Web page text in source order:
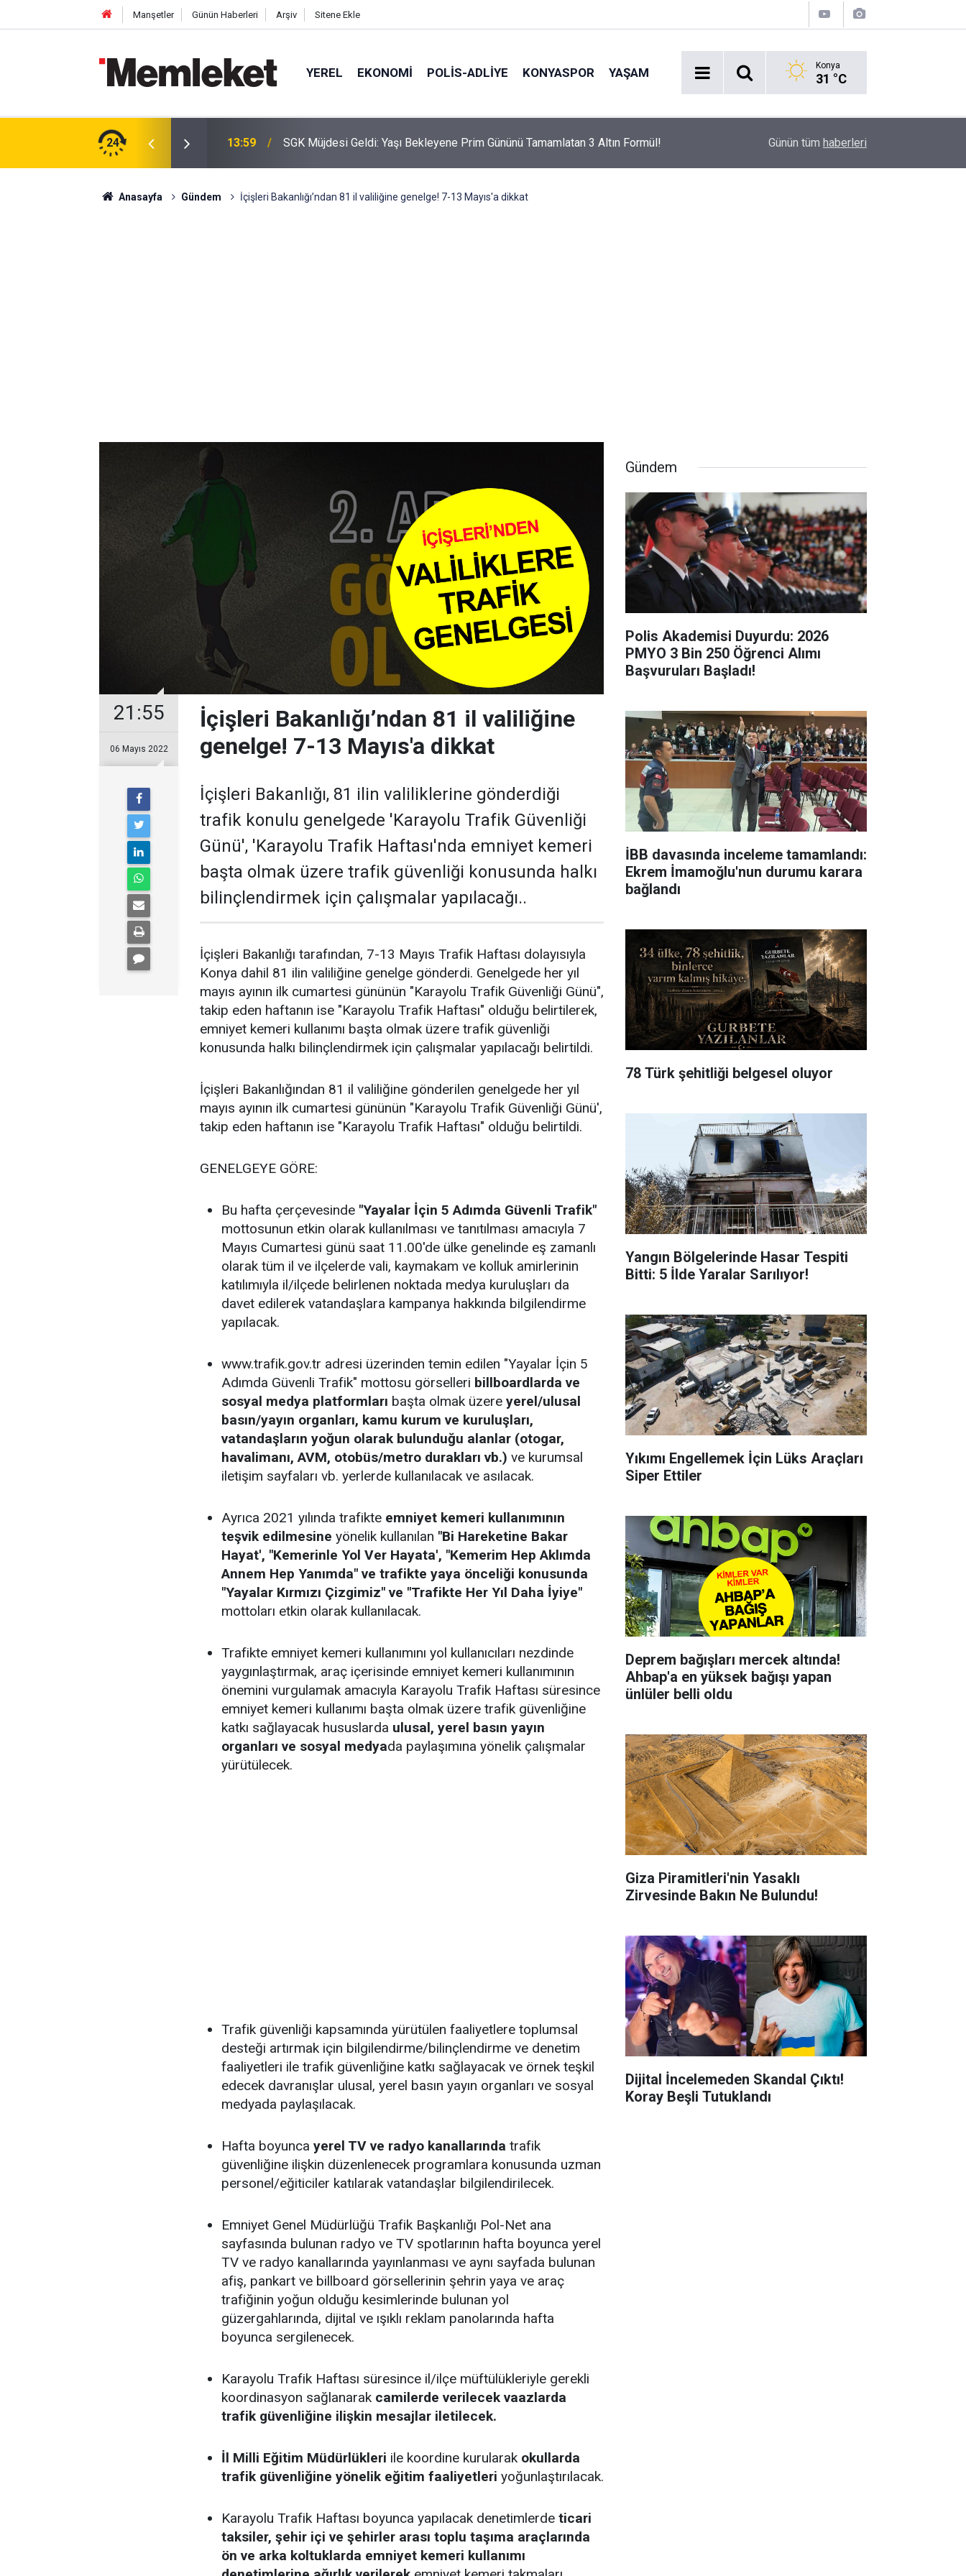
Manşetler Günün Haberleri Arşiv Sitene Ekle
YEREL EKONOMI POLİS-ADLİYE KONYASPOR YAŞAM Konya
31 °C
24
tarihi savunma hamlesi! "Mekke
13:59 SGK Müjdesi Geldi: Yaşı Bekleyene Prim Gününü Tamamlatan 3 Altın Formül! Günün tüm haberleri
Anasayfa Gündem İçişleri Bakanlığı’ndan 81 il valiliğine genelge! 7-13 Mayıs'a dikkat
21:55
06 Mayıs 2022
İçişleri Bakanlığı’ndan 81 il valiliğine
genelge! 7-13 Mayıs'a dikkat
İçişleri Bakanlığı, 81 ilin valiliklerine gönderdiği
trafik konulu genelgede 'Karayolu Trafik Güvenliği
Günü', 'Karayolu Trafik Haftası'nda emniyet kemeri
başta olmak üzere trafik güvenliği konusunda halkı
bilinçlendirmek için çalışmalar yapılacağı..
İçişleri Bakanlığı tarafından, 7-13 Mayıs Trafik Haftası dolayısıyla
Konya dahil 81 ilin valiliğine genelge gönderdi. Genelgede her yıl
mayıs ayının ilk cumartesi gününün "Karayolu Trafik Güvenliği Günü",
takip eden haftanın ise "Karayolu Trafik Haftası" olduğu belirtilerek,
emniyet kemeri kullanımı başta olmak üzere trafik güvenliği
konusunda halkı bilinçlendirmek için çalışmalar yapılacağı belirtildi.
İçişleri Bakanlığından 81 il valiliğine gönderilen genelgede her yıl
mayıs ayının ilk cumartesi gününün "Karayolu Trafik Güvenliği Günü',
takip eden haftanın ise "Karayolu Trafik Haftası" olduğu belirtildi.
GENELGEYE GÖRE:
Bu hafta çerçevesinde "Yayalar İçin 5 Adımda Güvenli Trafik"
mottosunun etkin olarak kullanılması ve tanıtılması amacıyla 7
Mayıs Cumartesi günü saat 11.00'de ülke genelinde eş zamanlı
olarak tüm il ve ilçelerde vali, kaymakam ve kolluk amirlerinin
katılımıyla il/ilçede belirlenen noktada medya kuruluşları da
davet edilerek vatandaşlara kampanya hakkında bilgilendirme
yapılacak.
www.trafik.gov.tr adresi üzerinden temin edilen "Yayalar İçin 5
Adımda Güvenli Trafik" mottosu görselleri billboardlarda ve
sosyal medya platformları başta olmak üzere yerel/ulusal
basın/yayın organları, kamu kurum ve kuruluşları,
vatandaşların yoğun olarak bulunduğu alanlar (otogar,
havalimanı, AVM, otobüs/metro durakları vb.) ve kurumsal
iletişim sayfaları vb. yerlerde kullanılacak ve asılacak.
Ayrıca 2021 yılında trafikte emniyet kemeri kullanımının
teşvik edilmesine yönelik kullanılan "Bi Hareketine Bakar
Hayat', "Kemerinle Yol Ver Hayata', "Kemerim Hep Aklımda
Annem Hep Yanımda" ve trafikte yaya önceliği konusunda
"Yayalar Kırmızı Çizgimiz" ve "Trafikte Her Yıl Daha İyiye"
mottoları etkin olarak kullanılacak.
Trafikte emniyet kemeri kullanımını yol kullanıcıları nezdinde
yaygınlaştırmak, araç içerisinde emniyet kemeri kullanımının
önemini vurgulamak amacıyla Karayolu Trafik Haftası süresince
emniyet kemeri kullanımı başta olmak üzere trafik güvenliğine
katkı sağlayacak hususlarda ulusal, yerel basın yayın
organları ve sosyal medyada paylaşımına yönelik çalışmalar
yürütülecek.
Trafik güvenliği kapsamında yürütülen faaliyetlere toplumsal
desteği artırmak için bilgilendirme/bilinçlendirme ve denetim
faaliyetleri ile trafik güvenliğine katkı sağlayacak ve örnek teşkil
edecek davranışlar ulusal, yerel basın yayın organları ve sosyal
medyada paylaşılacak.
Hafta boyunca yerel TV ve radyo kanallarında trafik
güvenliğine ilişkin düzenlenecek programlara konusunda uzman
personel/eğiticiler katılarak vatandaşlar bilgilendirilecek.
Emniyet Genel Müdürlüğü Trafik Başkanlığı Pol-Net ana
sayfasında bulunan radyo ve TV spotlarının hafta boyunca yerel
TV ve radyo kanallarında yayınlanması ve aynı sayfada bulunan
afiş, pankart ve billboard görsellerinin şehrin yaya ve araç
trafiğinin yoğun olduğu kesimlerinde bulunan yol
güzergahlarında, dijital ve ışıklı reklam panolarında hafta
boyunca sergilenecek.
Karayolu Trafik Haftası süresince il/ilçe müftülükleriyle gerekli
koordinasyon sağlanarak camilerde verilecek vaazlarda
trafik güvenliğine ilişkin mesajlar iletilecek.
İl Milli Eğitim Müdürlükleri ile koordine kurularak okullarda
trafik güvenliğine yönelik eğitim faaliyetleri yoğunlaştırılacak.
Karayolu Trafik Haftası boyunca yapılacak denetimlerde ticari
taksiler, şehir içi ve şehirler arası toplu taşıma araçlarında
ön ve arka koltuklarda emniyet kemeri kullanımı
Gündem
Polis Akademisi Duyurdu: 2026
PMYO 3 Bin 250 Öğrenci Alımı
Başvuruları Başladı!
İBB davasında inceleme tamamlandı:
Ekrem İmamoğlu'nun durumu karara
bağlandı
78 Türk şehitliği belgesel oluyor
Yangın Bölgelerinde Hasar Tespiti
Bitti: 5 İlde Yaralar Sarılıyor!
Yıkımı Engellemek İçin Lüks Araçları
Siper Ettiler
Deprem bağışları mercek altında!
Ahbap'a en yüksek bağışı yapan
ünlüler belli oldu
Giza Piramitleri'nin Yasaklı
Zirvesinde Bakın Ne Bulundu!
Dijital İncelemeden Skandal Çıktı!
Koray Beşli Tutuklandı